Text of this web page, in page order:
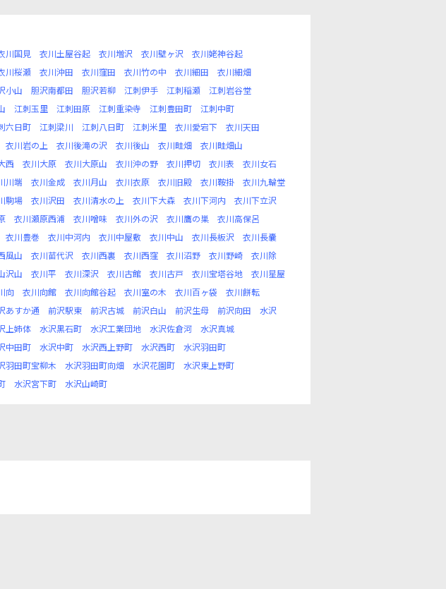
川国見 衣川土屋谷起 衣川増沢 衣川壁ヶ沢
衣川姥神谷起
川桜瀬 衣川沖田 衣川窪田 衣川竹の中 衣川細田
衣川細畑
小山 胆沢南都田 胆沢若柳 江刺伊手 江刺稲瀬
江刺岩谷堂
江刺玉里 江刺田原 江刺重染寺 江刺豊田町
江刺中町
六日町 江刺梁川 江刺八日町 江刺米里 衣川愛宕下
衣川天田
衣川岩の上 衣川後滝の沢 衣川後山 衣川畦畑
衣川畦畑山
西 衣川大原 衣川大原山 衣川沖の野 衣川押切 衣川表
衣川女石
川端 衣川金成 衣川月山 衣川衣原 衣川旧殿 衣川鞍掛
衣川九輪堂
駒場 衣川沢田 衣川清水の上 衣川下大森 衣川下河内
衣川下立沢
衣川瀬原西浦 衣川噌味 衣川外の沢 衣川鷹の巣
衣川高保呂
衣川豊巻 衣川中河内 衣川中屋敷 衣川中山 衣川長板沢
衣川長嚢
風山 衣川苗代沢 衣川西裏 衣川西窪 衣川沼野 衣川野崎
衣川除
沢山 衣川平 衣川深沢 衣川古館 衣川古戸 衣川宝塔谷地
衣川星屋
向 衣川向館 衣川向館谷起 衣川室の木 衣川百ヶ袋
衣川餅転
あすか通 前沢駅東 前沢古城 前沢白山 前沢生母 前沢向田
水沢
上姉体 水沢黒石町 水沢工業団地 水沢佐倉河
水沢真城
中田町 水沢中町 水沢西上野町 水沢西町
水沢羽田町
羽田町宝柳木 水沢羽田町向畑 水沢花園町
水沢東上野町
水沢宮下町 水沢山崎町